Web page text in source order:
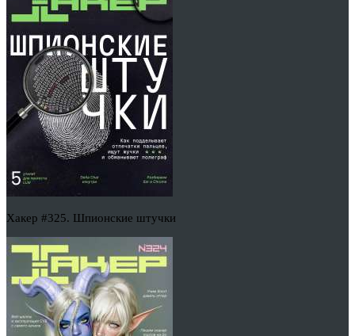
Хакер #325. Шпионские штучки